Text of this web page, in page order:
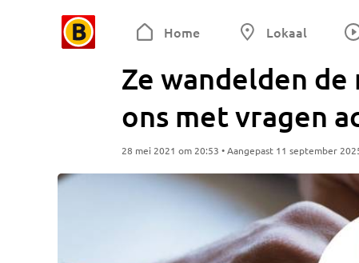
Home Lokaal
Ze wandelden
ons met vragen
28 mei 2021 om 20:53 • Aangepast 11 september